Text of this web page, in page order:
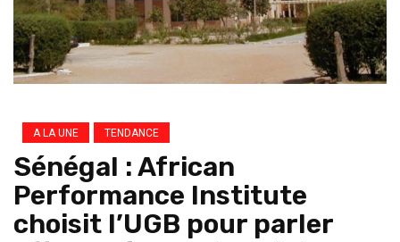
A LA UNE TENDANCE
Sénégal : African
Performance Institute
choisit l’UGB pour parler